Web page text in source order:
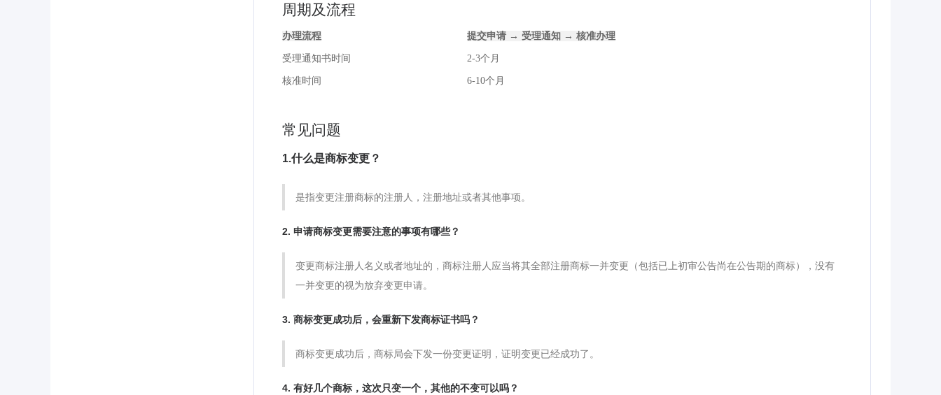
周期及流程
办理流程 提交申请 → 受理通知 → 核准办理
受理通知书时间 2-3个月
核准时间 6-10个月
常见问题
1.什么是商标变更？
是指变更注册商标的注册人，注册地址或者其他事项。
2. 申请商标变更需要注意的事项有哪些？
变更商标注册人名义或者地址的，商标注册人应当将其全部注册商标一并变更（包括已上初审公告尚在公告期的商标），没有
一并变更的视为放弃变更申请。
3. 商标变更成功后，会重新下发商标证书吗？
商标变更成功后，商标局会下发一份变更证明，证明变更已经成功了。
4. 有好几个商标，这次只变一个，其他的不变可以吗？